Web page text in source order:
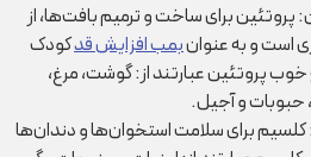
پروتئین برای ساخت و ترمیم بافت‌ها، از
است و به عنوانبمب افزایش قدکودک
پروتئین عبارتند از: گوشت، مرغ،
حبوبات و آجیل.
کلسیم برای سلامت استخوان‌ها و دندان‌ها